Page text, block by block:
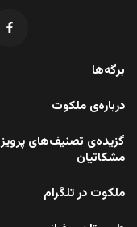
برگه‌ها
درباره‌ی ملکوت
گزیده‌ی تصنیف‌های پرویز
مشکاتیان
ملکوت در تلگرام